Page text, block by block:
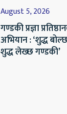
August 5, 2026
गण्डकी प्रज्ञा
अभियान : ‘शुद्ध
शुद्ध लेख्छ गण्डकी’